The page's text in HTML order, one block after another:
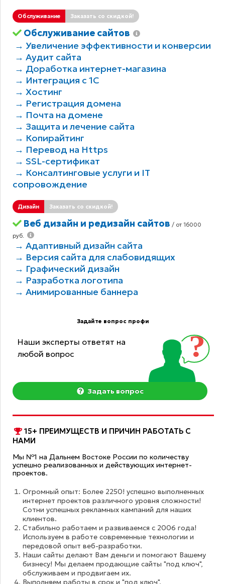
Обслуживание Заказать со скидкой!
Обслуживание сайтов
→ Увеличение эффективности и конверсии
→ Аудит сайта
→ Доработка интернет-магазина
→ Интеграция с 1С
→ Хостинг
→ Регистрация домена
→ Почта на домене
→ Защита и лечение сайта
→ Копирайтинг
→ Перевод на Https
→ SSL-сертификат
→ Консалтинговые услуги и IT
сопровождение
Дизайн Заказать со скидкой!
Веб дизайн и редизайн сайтов / от 16000
руб.
→ Адаптивный дизайн сайта
→ Версия сайта для слабовидящих
→ Графический дизайн
→ Разработка логотипа
→ Анимированные баннера
Задайте вопрос профи
Наши эксперты ответят на
любой вопрос
Задать вопрос
15+ ПРЕИМУЩЕСТВ И ПРИЧИН РАБОТАТЬ С
НАМИ
Мы №1 на Дальнем Востоке России по количеству
успешно реализованных и действующих интернет-
проектов.
Огромный опыт: Более 2250! успешно выполненных
интернет проектов различного уровня сложности!
Сотни успешных рекламных кампаний для наших
клиентов.
Стабильно работаем и развиваемся с 2006 года!
Используем в работе современные технологии и
передовой опыт веб-разработки.
Наши сайты делают Вам деньги и помогают Вашему
бизнесу! Мы делаем продающие сайты "под ключ",
обслуживаем и продвигаем их.
Выполняем работы в срок и "под ключ".